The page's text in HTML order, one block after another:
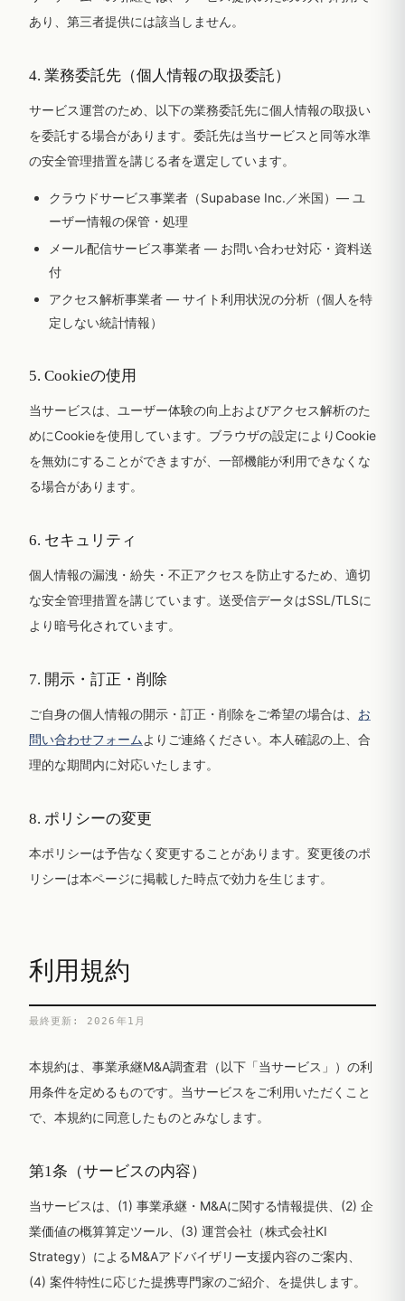
あり、第三者提供には該当しません。
4. 業務委託先（個人情報の取扱委託）
サービス運営のため、以下の業務委託先に個人情報の取扱い
を委託する場合があります。委託先は当サービスと同等水準
の安全管理措置を講じる者を選定しています。
クラウドサービス事業者（Supabase Inc.／米国）— ユ
ーザー情報の保管・処理
メール配信サービス事業者 — お問い合わせ対応・資料送
付
アクセス解析事業者 — サイト利用状況の分析（個人を特
定しない統計情報）
5. Cookieの使用
当サービスは、ユーザー体験の向上およびアクセス解析のた
めにCookieを使用しています。ブラウザの設定によりCookie
を無効にすることができますが、一部機能が利用できなくな
る場合があります。
6. セキュリティ
個人情報の漏洩・紛失・不正アクセスを防止するため、適切
な安全管理措置を講じています。送受信データはSSL/TLSに
より暗号化されています。
7. 開示・訂正・削除
ご自身の個人情報の開示・訂正・削除をご希望の場合は、 お
問い合わせフォームよりご連絡ください。本人確認の上、合
理的な期間内に対応いたします。
8. ポリシーの変更
本ポリシーは予告なく変更することがあります。変更後のポ
リシーは本ページに掲載した時点で効力を生じます。
利用規約
最終更新: 2026年1月
本規約は、事業承継M&A調査君（以下「当サービス」）の利
用条件を定めるものです。当サービスをご利用いただくこと
で、本規約に同意したものとみなします。
第1条（サービスの内容）
当サービスは、(1) 事業承継・M&Aに関する情報提供、(2) 企
業価値の概算算定ツール、(3) 運営会社（株式会社KI
Strategy）によるM&Aアドバイザリー支援内容のご案内、
(4) 案件特性に応じた提携専門家のご紹介、を提供します。